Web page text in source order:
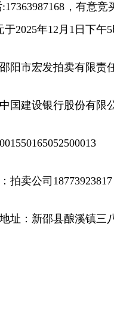
，有意
2025年12月1日下午
阳市宏发拍卖有限责
国建设银行股份有限
拍卖公司18773923817
址：新邵县酿溪镇三